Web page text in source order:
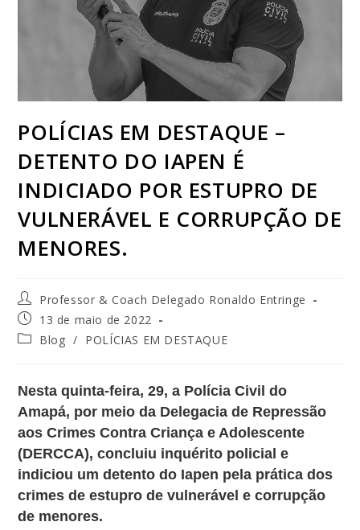
POLÍCIAS EM DESTAQUE –
DETENTO DO IAPEN É
INDICIADO POR ESTUPRO DE
VULNERÁVEL E CORRUPÇÃO DE
MENORES.
Professor & Coach Delegado Ronaldo Entringe
13 de maio de 2022
Blog / POLÍCIAS EM DESTAQUE
Nesta quinta-feira, 29, a Polícia Civil do
Amapá, por meio da Delegacia de Repressão
aos Crimes Contra Criança e Adolescente
(DERCCA), concluiu inquérito policial e
indiciou um detento do Iapen pela prática dos
crimes de estupro de vulnerável e corrupção
de menores.